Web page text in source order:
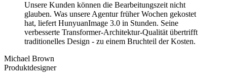
Unsere Kunden können die Bearbeitungszeit nicht
glauben. Was unsere Agentur früher Wochen gekostet
hat, liefert HunyuanImage 3.0 in Stunden. Seine
verbesserte Transformer-Architektur-Qualität übertrifft
traditionelles Design - zu einem Bruchteil der Kosten.
Michael Brown
Produktdesigner